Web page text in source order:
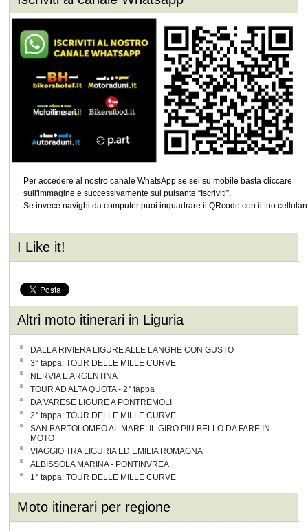
Per accedere al nostro canale WhatsApp se sei su mobile basta cliccare
sull'immagine e successivamente sul pulsante “Iscriviti”.
Se invece navighi da computer puoi inquadrare il QRcode con il tuo
I Like it!
Altri moto itinerari in Liguria
DALLA RIVIERA LIGURE ALLE LANGHE CON GUSTO
3° tappa: TOUR DELLE MILLE CURVE
NERVIA E ARGENTINA
TOUR AD ALTA QUOTA - 2° tappa
DA VARESE LIGURE A PONTREMOLI
2° tappa: TOUR DELLE MILLE CURVE
SAN BARTOLOMEO AL MARE: IL GIRO PIU BELLO DA FARE IN
MOTO
VIAGGIO TRA LIGURIA ED EMILIA ROMAGNA
ALBISSOLA MARINA - PONTINVREA
1° tappa: TOUR DELLE MILLE CURVE
Moto itinerari per regione